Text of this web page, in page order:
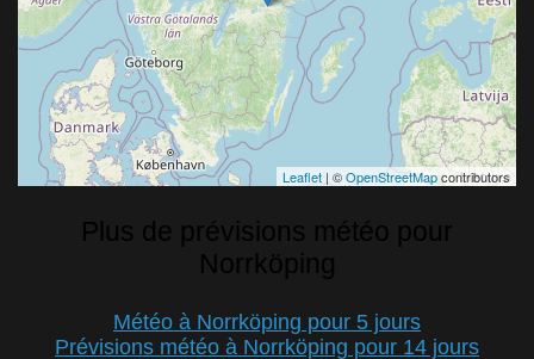
Leaflet | ©OpenStreetMapcontributors
Plus de prévisions météo pour
Norrköping
Météo à Norrköping pour 5 jours
Prévisions météo à Norrköping pour 14 jours